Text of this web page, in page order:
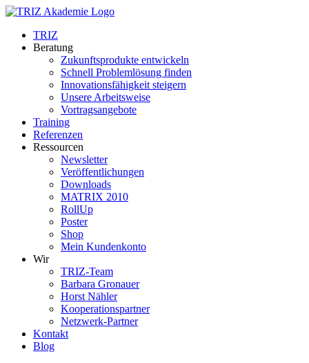
Zum
springenTRIZ
Beratung
Zukunftsprodukte entwickeln
Schnell Problemlösung finden
Innovationsfähigkeit steigern
Unsere Arbeitsweise
Vortragsangebote
Training
Referenzen
Ressourcen
Newsletter
Veröffentlichungen
Downloads
MATRIX 2010
RollUp
Poster
Shop
Mein Kundenkonto
Wir
TRIZ-Team
Barbara Gronauer
Horst Nähler
Kooperationspartner
Netzwerk-Partner
Kontakt
Blog